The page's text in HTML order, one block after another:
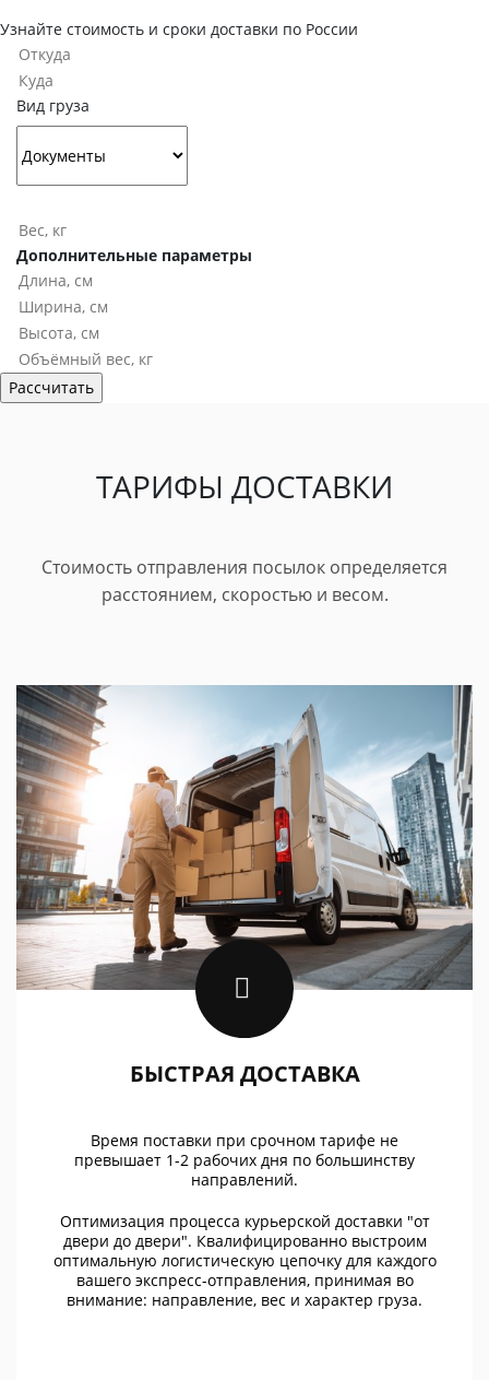
Узнайте стоимость и сроки доставки по России
Вид груза
Дополнительные параметры
ТАРИФЫ ДОСТАВКИ
Стоимость отправления посылок определяется
расстоянием, скоростью и весом.
БЫСТРАЯ ДОСТАВКА
Время поставки при срочном тарифе не
превышает 1-2 рабочих дня по большинству
направлений.
Оптимизация процесса курьерской доставки "от
двери до двери". Квалифицированно выстроим
оптимальную логистическую цепочку для каждого
вашего экспресс-отправления, принимая во
внимание: направление, вес и характер груза.